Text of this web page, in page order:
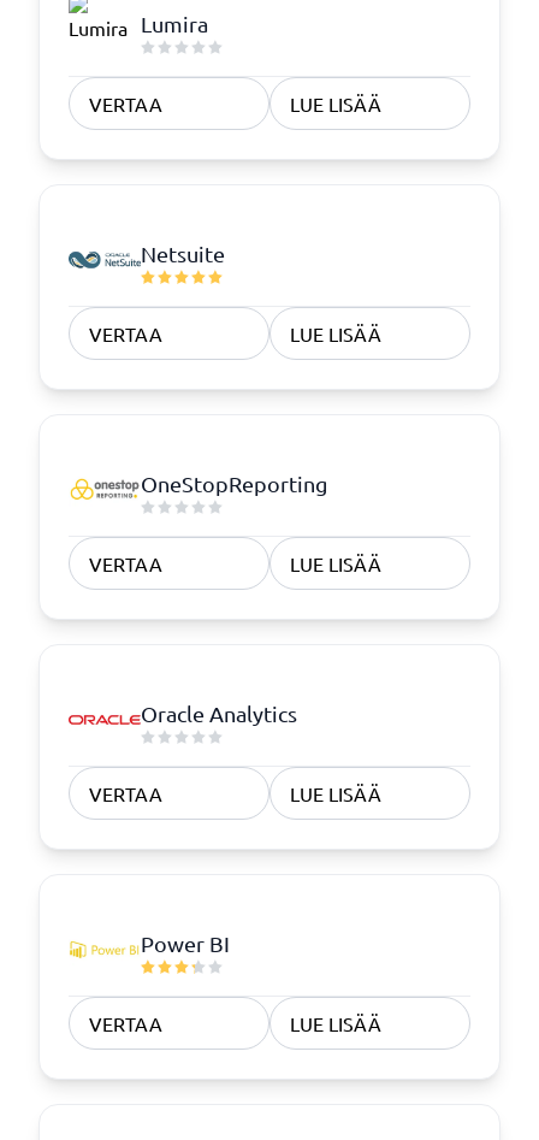
Lumira
VERTAA LUE LISÄÄ
Netsuite
VERTAA LUE LISÄÄ
OneStopReporting
VERTAA LUE LISÄÄ
Oracle Analytics
VERTAA LUE LISÄÄ
Power BI
VERTAA LUE LISÄÄ